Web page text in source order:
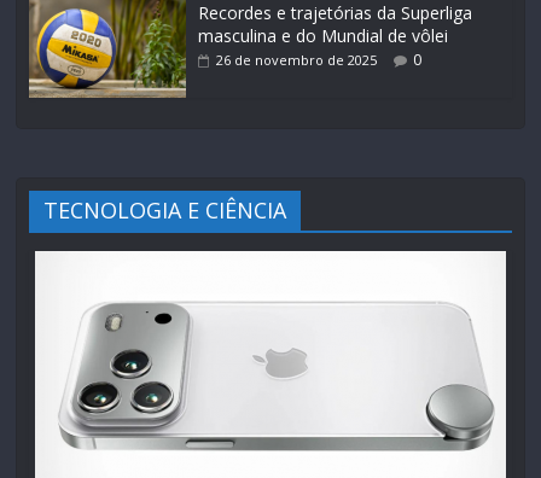
Recordes e trajetórias da Superliga
masculina e do Mundial de vôlei
26 de novembro de 2025 0
TECNOLOGIA E CIÊNCIA